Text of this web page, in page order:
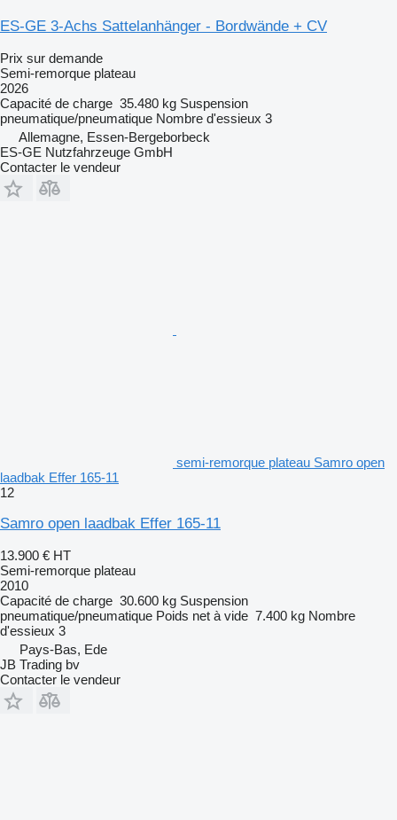
ES-GE 3-Achs Sattelanhänger - Bordwände + CV
Prix sur demande
Semi-remorque plateau
2026
Capacité de charge 35.480 kg Suspension
pneumatique/pneumatique Nombre d'essieux 3
Allemagne, Essen-Bergeborbeck
ES-GE Nutzfahrzeuge GmbH
Contacter le vendeur
semi-remorque plateau Samro open
laadbak Effer 165-11
12
Samro open laadbak Effer 165-11
13.900 € HT
Semi-remorque plateau
2010
Capacité de charge 30.600 kg Suspension
pneumatique/pneumatique Poids net à vide 7.400 kg Nombre
d'essieux 3
Pays-Bas, Ede
JB Trading bv
Contacter le vendeur